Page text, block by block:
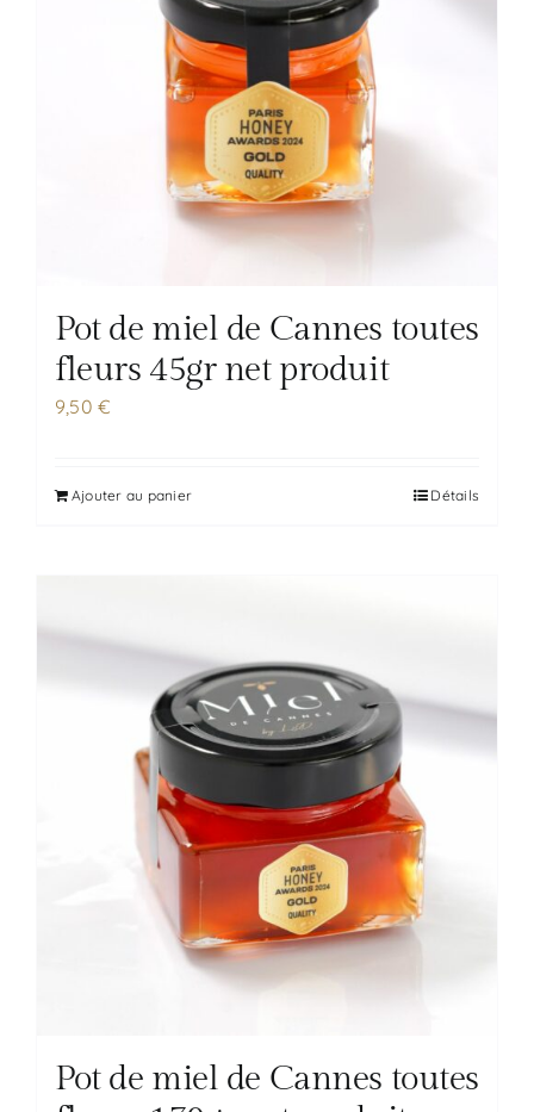
Pot de miel de Cannes toutes
fleurs 45gr net produit
9,50€
Ajouter au panier Détails
Pot de miel de Cannes toutes